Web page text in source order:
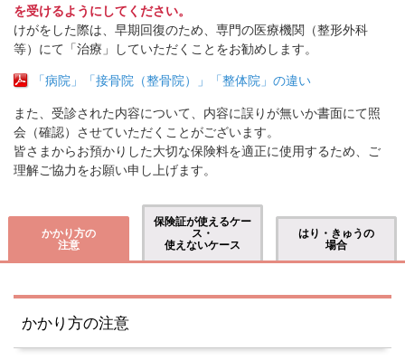
を受けるようにしてください。
けがをした際は、早期回復のため、専門の医療機関（整形外科
等）にて「治療」していただくことをお勧めします。
「病院」「接骨院（整骨院）」「整体院」の違い
また、受診された内容について、内容に誤りが無いか書面にて照
会（確認）させていただくことがございます。
皆さまからお預かりした大切な保険料を適正に使用するため、ご
理解ご協力をお願い申し上げます。
かかり方の
注意
保険証が使えるケー
ス・
使えないケース
はり・きゅうの
場合
かかり方の注意